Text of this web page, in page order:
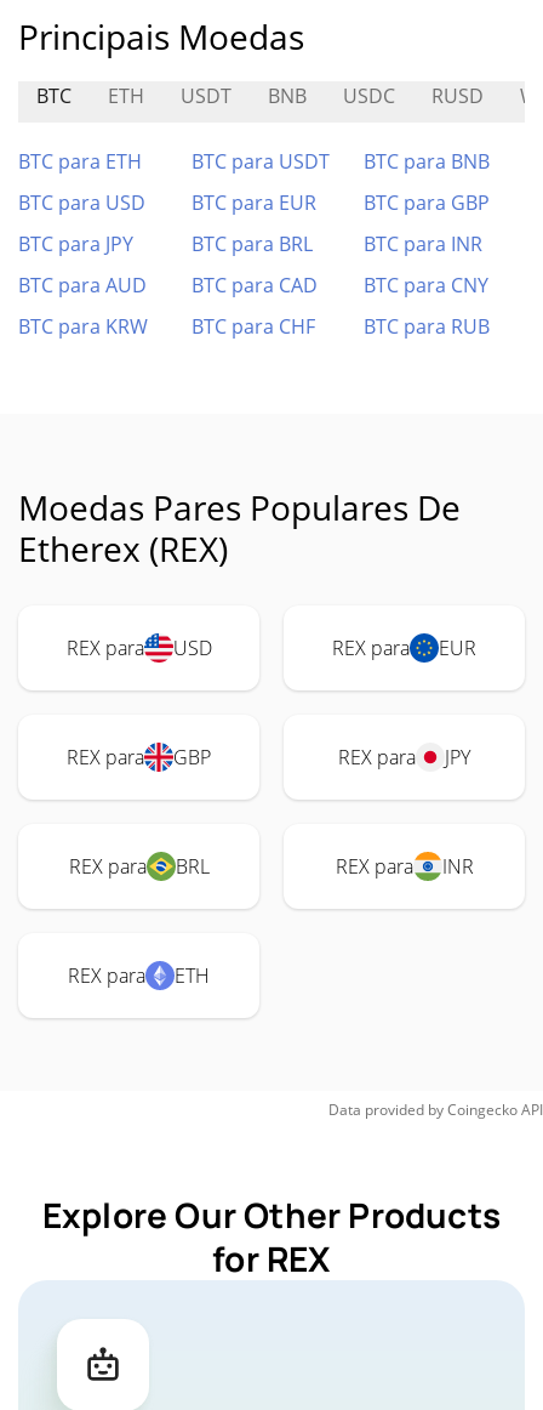
Principais Moedas
BTC ETH USDT BNB USDC RUSD
BTC para ETH BTC para USDT
BTC para BNB
BTC para USD
BTC para EUR
BTC para GBP
BTC para JPY
BTC para BRL
BTC para INR
BTC para AUD
BTC para CAD
BTC para CNY
BTC para KRW
BTC para CHF BTC para RUB
Moedas Pares Populares De
Etherex (REX)
REX para USD REX para EUR
REX para GBP REX para JPY
REX para BRL REX para INR
REX para ETH
Data provided byCoingeckoAPI
Explore Our Other Products
for REX